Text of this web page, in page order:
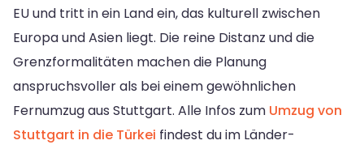
EU und tritt in ein Land ein, das kulturell zwischen
Europa und Asien liegt. Die reine Distanz und die
Grenzformalitäten machen die Planung
anspruchsvoller als bei einem gewöhnlichen
Fernumzug aus Stuttgart. Alle Infos zum Umzug von
Stuttgart in die Türkei findest du im Länder-